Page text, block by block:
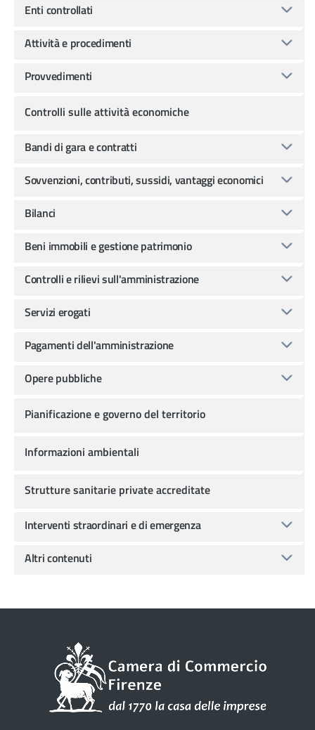
Enti controllati
Attività e procedimenti
Provvedimenti
Controlli sulle attività economiche
Bandi di gara e contratti
Sovvenzioni, contributi, sussidi, vantaggi economici
Bilanci
Beni immobili e gestione patrimonio
Controlli e rilievi sull'amministrazione
Servizi erogati
Pagamenti dell'amministrazione
Opere pubbliche
Pianificazione e governo del territorio
Informazioni ambientali
Strutture sanitarie private accreditate
Interventi straordinari e di emergenza
Altri contenuti